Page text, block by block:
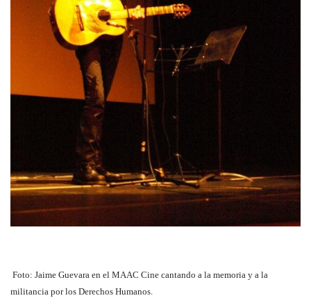
Foto: Jaime Guevara en el MAAC Cine cantando a la memoria y a la
militancia por los Derechos Humanos.